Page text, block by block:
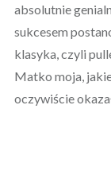
absolutnie
sukcesem
klasyka, czyli
Matko moja,
oczywiście